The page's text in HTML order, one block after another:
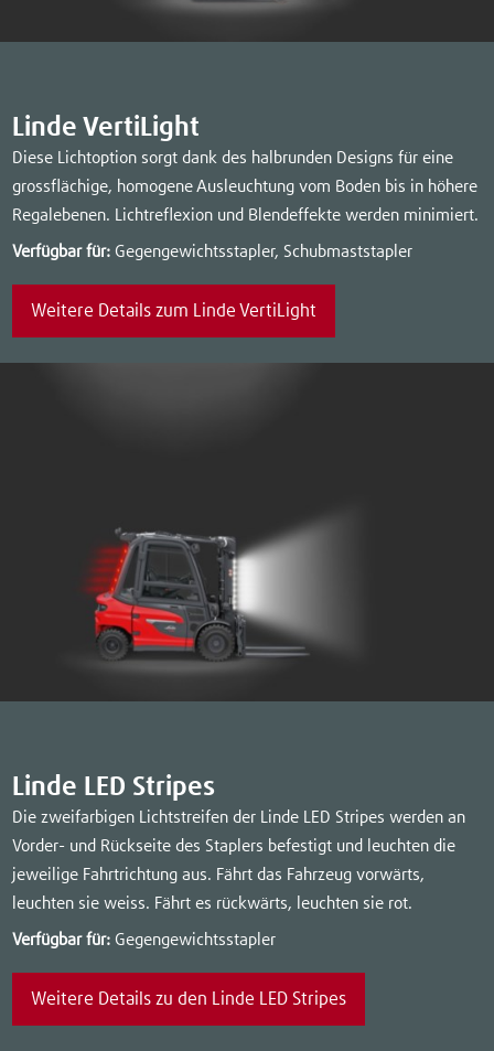
Linde VertiLight
Diese Lichtoption sorgt dank des halbrunden Designs für eine
grossflächige, homogene Ausleuchtung vom Boden bis in höhere
Regalebenen. Lichtreflexion und Blendeffekte werden minimiert.
Verfügbar für: Gegengewichtsstapler, Schubmaststapler
Weitere Details zum Linde VertiLight
Linde LED Stripes
Die zweifarbigen Lichtstreifen der Linde LED Stripes werden an
Vorder- und Rückseite des Staplers befestigt und leuchten die
jeweilige Fahrtrichtung aus. Fährt das Fahrzeug vorwärts,
leuchten sie weiss. Fährt es rückwärts, leuchten sie rot.
Verfügbar für: Gegengewichtsstapler
Weitere Details zu den Linde LED Stripes